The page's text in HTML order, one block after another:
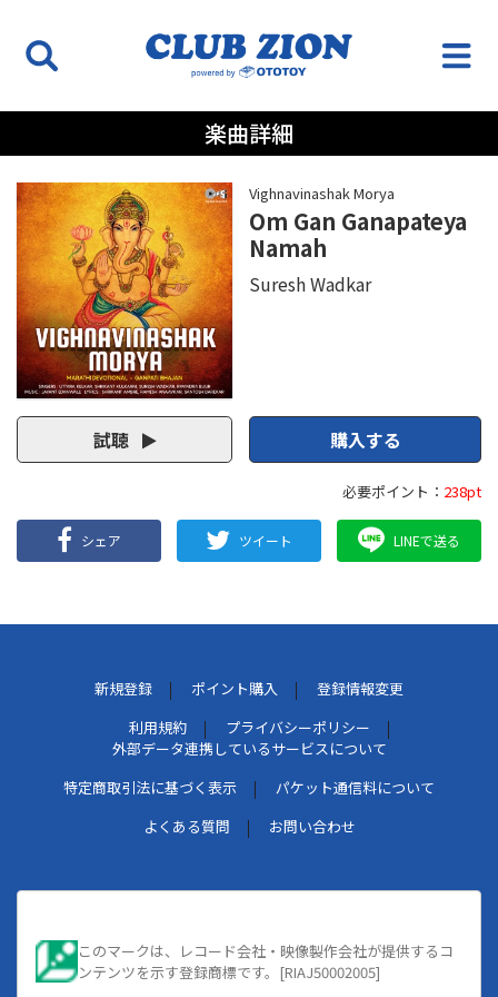
楽曲詳細
Vighnavinashak Morya
Om Gan Ganapateya
Namah
Suresh Wadkar
試聴 購入する
必要ポイント： 238pt
シェア ツイート LINEで送る
新規登録 ポイント購入
登録情報変更
利用規約
プライバシーポリシー
外部データ連携しているサービスについて
特定商取引法に基づく表示
パケット通信料について
よくある質問
お問い合わせ
このマークは、レコード会社・映像製作会社が提供するコ
ンテンツを示す登録商標です。[RIAJ50002005]